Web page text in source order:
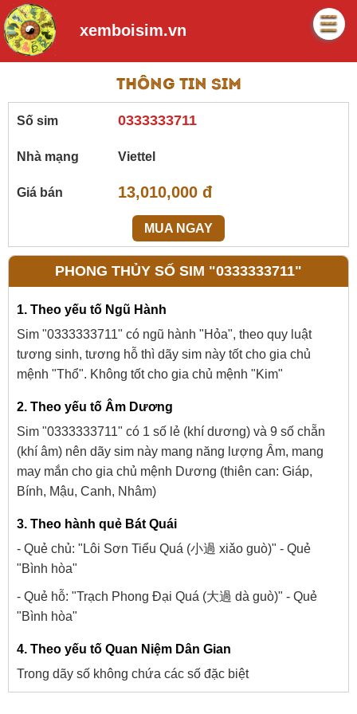
xemboisim.vn
Thông tin sim
Số sim 0333333711
Nhà mạng Viettel
Giá bán 13,010,000 đ
MUA NGAY
PHONG THỦY SỐ SIM "0333333711"
1. Theo yếu tố Ngũ Hành
Sim "0333333711" có ngũ hành "Hỏa", theo quy luật
tương sinh, tương hỗ thì dãy sim này tốt cho gia chủ
mệnh "Thổ". Không tốt cho gia chủ mệnh "Kim"
2. Theo yếu tố Âm Dương
Sim "0333333711" có 1 số lẻ (khí dương) và 9 số chẵn
(khí âm) nên dãy sim này mang năng lượng Âm, mang
may mắn cho gia chủ mệnh Dương (thiên can: Giáp,
Bính, Mậu, Canh, Nhâm)
3. Theo hành quẻ Bát Quái
- Quẻ chủ: "Lôi Sơn Tiểu Quá (小過 xiǎo guò)" - Quẻ
"Bình hòa"
- Quẻ hỗ: "Trạch Phong Đại Quá (大過 dà guò)" - Quẻ
"Bình hòa"
4. Theo yếu tố Quan Niệm Dân Gian
Trong dãy số không chứa các số đặc biệt